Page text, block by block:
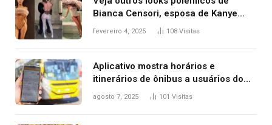
Bianca Censori, esposa de Kanye
West que apareceu nua no Grammy
fevereiro 4, 2025 108 Visitas
Aplicativo mostra horários e
itinerários de ônibus a usuários do
transporte público de Palmas; confira
agosto 7, 2025 101 Visitas